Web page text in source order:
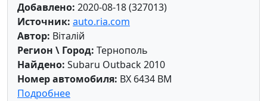
Добавлено: 2020-08-18 (327013)
Источник: auto.ria.com
Автор: Віталій
Регион \ Город: Тернополь
Найдено: Subaru Outback 2010
Номер автомобиля: BX 6434 BM
Подробнее